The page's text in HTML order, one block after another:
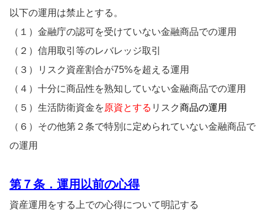
以下の運用は禁止とする。
（１）金融庁の認可を受けていない金融商品での運用
（２）信用取引等のレバレッジ取引
（３）リスク資産割合が75%を超える運用
（４）十分に商品性を熟知していない金融商品での運用
（５）生活防衛資金を原資とする リスク商品の運用
（６）その他第２条で特別に定められていない金融商品で
の運用
第 ７条．運用以前の心得
資産運用をする上での心得について明記する